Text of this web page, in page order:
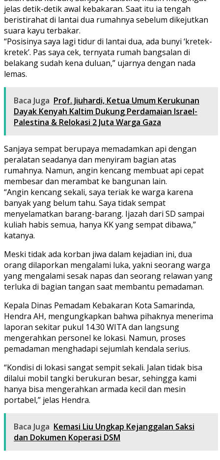
jelas detik-detik awal kebakaran. Saat itu ia tengah
beristirahat di lantai dua rumahnya sebelum dikejutkan
suara kayu terbakar.
“Posisinya saya lagi tidur di lantai dua, ada bunyi ‘kretek-
kretek’. Pas saya cek, ternyata rumah bangsalan di
belakang sudah kena duluan,” ujarnya dengan nada
lemas.
Baca Juga Prof. Jiuhardi, Ketua Umum Kerukunan
Dayak Kenyah Kaltim Dukung Perdamaian Israel-
Palestina & Relokasi 2 Juta Warga Gaza
Sanjaya sempat berupaya memadamkan api dengan
peralatan seadanya dan menyiram bagian atas
rumahnya. Namun, angin kencang membuat api cepat
membesar dan merambat ke bangunan lain.
“Angin kencang sekali, saya teriak ke warga karena
banyak yang belum tahu. Saya tidak sempat
menyelamatkan barang-barang. Ijazah dari SD sampai
kuliah habis semua, hanya KK yang sempat dibawa,”
katanya.
Meski tidak ada korban jiwa dalam kejadian ini, dua
orang dilaporkan mengalami luka, yakni seorang warga
yang mengalami sesak napas dan seorang relawan yang
terluka di bagian tangan saat membantu pemadaman.
Kepala Dinas Pemadam Kebakaran Kota Samarinda,
Hendra AH, mengungkapkan bahwa pihaknya menerima
laporan sekitar pukul 14.30 WITA dan langsung
mengerahkan personel ke lokasi. Namun, proses
pemadaman menghadapi sejumlah kendala serius.
“Kondisi di lokasi sangat sempit sekali. Jalan tidak bisa
dilalui mobil tangki berukuran besar, sehingga kami
hanya bisa mengerahkan armada kecil dan mesin
portabel,” jelas Hendra.
Baca Juga Kemasi Liu Ungkap Kejanggalan Saksi
dan Dokumen Koperasi DSM